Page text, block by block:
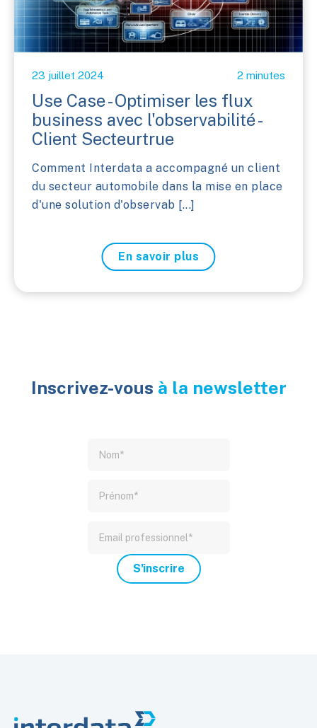
23 juillet 2024 2 minutes
Use Case - Optimiser les flux
business avec l'observabilité -
Client Secteurtrue
Comment Interdata a accompagné un client
du secteur automobile dans la mise en place
d'une solution d'observab [...]
En savoir plus
Inscrivez-vous à la newsletter